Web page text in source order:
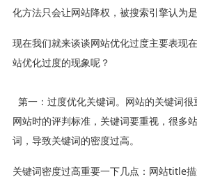
化方法只会让网站降权，被搜索引擎认为是
现在我们就来谈谈网站优化过度主要表现
站优化过度的现象呢？
第一：过度优化关键词。网站的关键词很
网站时的评判标准，关键词要重视，很多
词，导致关键词的密度过高。
关键词密度过高重要一下几点：网站title